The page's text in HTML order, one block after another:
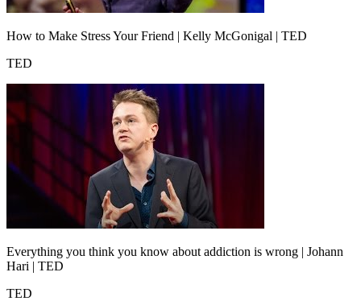
How to Make Stress Your Friend | Kelly McGonigal | TED
TED
Everything you think you know about addiction is wrong | Johann
Hari | TED
TED